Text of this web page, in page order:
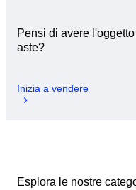
Pensi di avere
aste?
Inizia a vendere
Esplora le nostre